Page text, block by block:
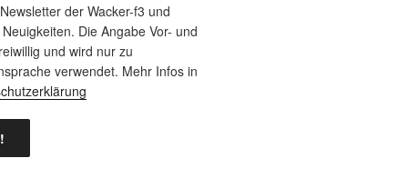
der Wacker-f3 und
Die Angabe Vor- und
und wird nur zu
verwendet. Mehr Infos in